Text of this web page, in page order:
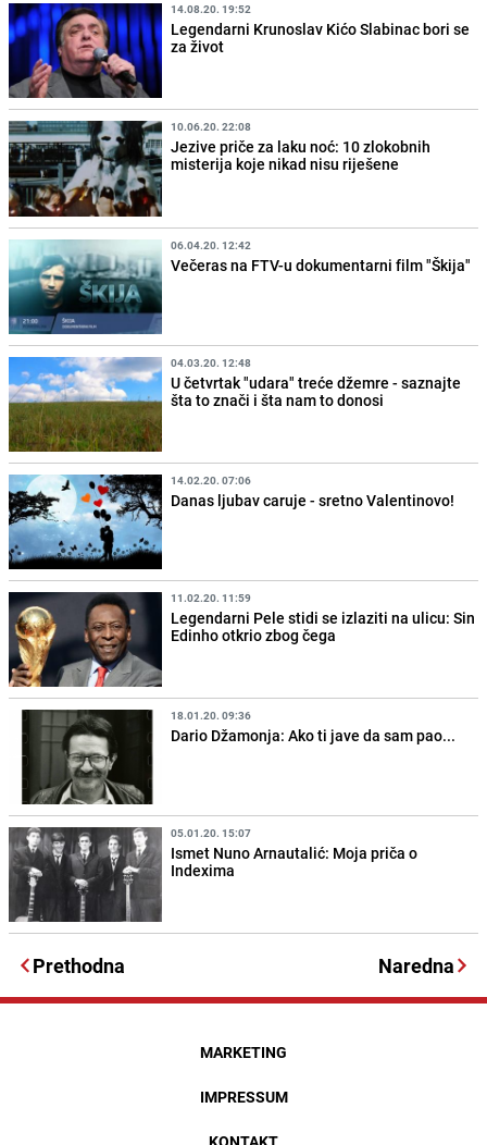
14.08.20. 19:52
Legendarni Krunoslav Kićo Slabinac bori se
za život
10.06.20. 22:08
Jezive priče za laku noć: 10 zlokobnih
misterija koje nikad nisu riješene
06.04.20. 12:42
Večeras na FTV-u dokumentarni film "Škija"
04.03.20. 12:48
U četvrtak "udara" treće džemre - saznajte
šta to znači i šta nam to donosi
14.02.20. 07:06
Danas ljubav caruje - sretno Valentinovo!
11.02.20. 11:59
Legendarni Pele stidi se izlaziti na ulicu: Sin
Edinho otkrio zbog čega
18.01.20. 09:36
Dario Džamonja: Ako ti jave da sam pao...
05.01.20. 15:07
Ismet Nuno Arnautalić: Moja priča o
Indexima
Prethodna Naredna
MARKETING
IMPRESSUM